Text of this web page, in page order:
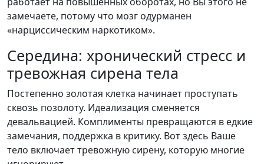
замечаете, потому что мозг одурманен
«нарциссическим наркотиком».
Середина: хронический стресс и
тревожная сирена тела
Постепенно золотая клетка начинает проступать
сквозь позолоту. Идеализация сменяется
девальвацией. Комплименты превращаются в едкие
замечания, поддержка в критику. Вот здесь Ваше
тело включает тревожную сирену, которую многие